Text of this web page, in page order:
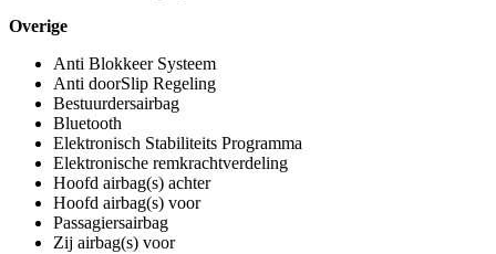
Overige
Anti Blokkeer Systeem
Anti doorSlip Regeling
Bestuurdersairbag
Bluetooth
Elektronisch Stabiliteits Programma
Elektronische remkrachtverdeling
Hoofd airbag(s) achter
Hoofd airbag(s) voor
Passagiersairbag
Zij airbag(s) voor